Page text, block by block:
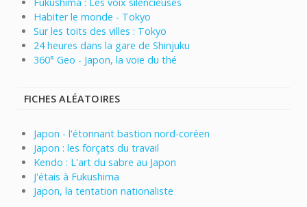
Habiter le monde - Tokyo
Sur les toits des villes : Tokyo
24 heures dans la gare de Shinjuku
360° Geo - Japon, la voie du thé
FICHES ALÉATOIRES
Japon - l'étonnant bastion nord-coréen
Japon : les forçats du travail
Kendo : L'art du sabre au Japon
J'étais à Fukushima
Japon, la tentation nationaliste